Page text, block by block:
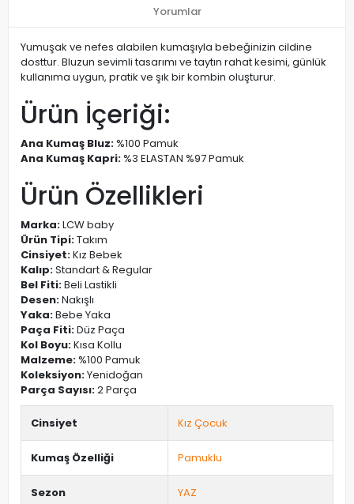
Yorumlar
Yumuşak ve nefes alabilen kumaşıyla bebeğinizin cildine
dosttur. Bluzun sevimli tasarımı ve taytın rahat kesimi, günlük
kullanıma uygun, pratik ve şık bir kombin oluşturur.
Ürün İçeriği:
Ana Kumaş Bluz: %100 Pamuk
Ana Kumaş Kapri: %3 ELASTAN %97 Pamuk
Ürün Özellikleri
Marka:LCW baby
Ürün Tipi:Takım
Cinsiyet:Kız Bebek
Kalıp:Standart & Regular
Bel Fiti:Beli Lastikli
Desen:Nakışlı
Yaka:Bebe Yaka
Paça Fiti:Düz Paça
Kol Boyu:Kısa Kollu
Malzeme: %100 Pamuk
Koleksiyon:Yenidoğan
Parça Sayısı:2 Parça
Cinsiyet Kız Çocuk
Kumaş Özelliği Pamuklu
Sezon YAZ